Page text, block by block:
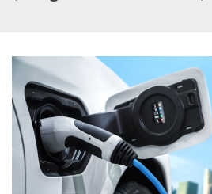
r
d
e
c